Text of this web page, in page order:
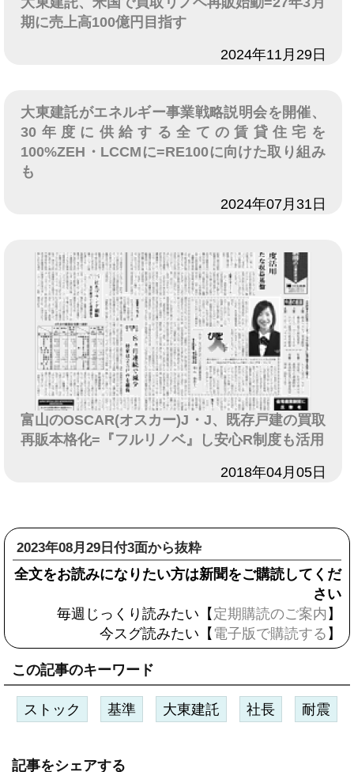
期に売上高100億円目指す
2024年11月29日
大東建託がエネルギー事業戦略説明会を開催、
30年度に供給する全ての賃貸住宅を
100%ZEH・LCCMに=RE100に向けた取り組み
も
2024年07月31日
富山のOSCAR(オスカー)J・J、既存戸建の買取
再販本格化=『フルリノベ』し安心R制度も活用
2018年04月05日
2023年08月29日付3面から抜粋
全文をお読みになりたい方は新聞をご購読してくだ
さい
毎週じっくり読みたい【 定期購読のご案内 】
今スグ読みたい【 電子版で購読する 】
この記事のキーワード
ストック 基準 大東建託 社長 耐震
記事をシェアする